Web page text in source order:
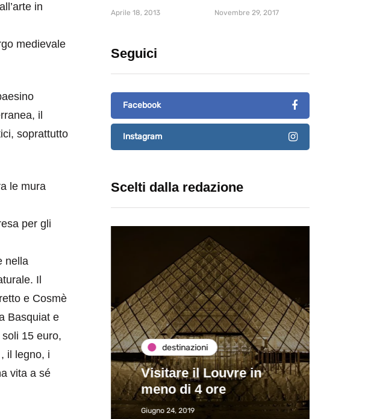
in
medievale
il
soprattutto
le mura
per gli
nella
Il
e Cosmè
Basquiat e
15 euro,
il legno, i
vita a sé
Aprile 18, 2013 Novembre 29, 2017
Seguici
Facebook
Instagram
Scelti dalla redazione
2026 a
destinazioni
Visitare il Louvre in
meno di 4 ore
Giugno 24, 2019